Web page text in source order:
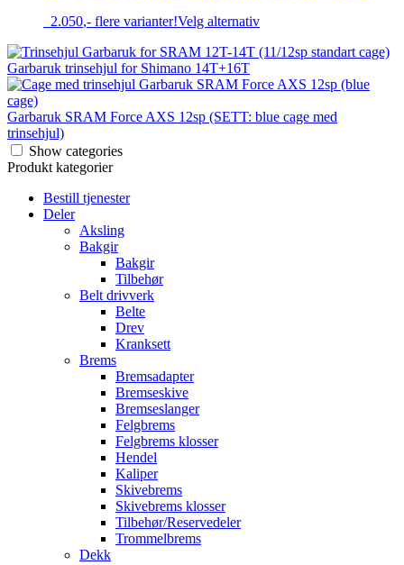
på
2.050,- flere varianter!Velg alternativDette
har
varianter.
kan
Garbaruk trinsehjul for Shimano 14T+16T
Garbaruk SRAM Force AXS 12sp (SETT: blue cage med
trinsehjul)
Show categories
Produkt kategorier
Bestill tjenester
Deler
Aksling
Bakgir
Bakgir
Tilbehør
Belt drivverk
Belte
Drev
Kranksett
Brems
Bremsadapter
Bremseskive
Bremseslanger
Felgbrems
Felgbrems klosser
Hendel
Kaliper
Skivebrems
Skivebrems klosser
Tilbehør/Reservedeler
Trommelbrems
Dekk